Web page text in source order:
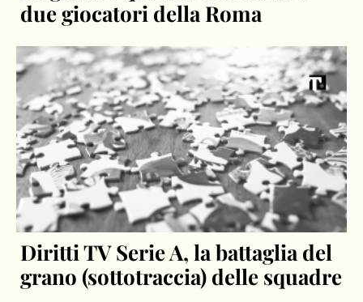
due giocatori della Roma
Diritti TV Serie A, la battaglia del
grano (sottotraccia) delle squadre